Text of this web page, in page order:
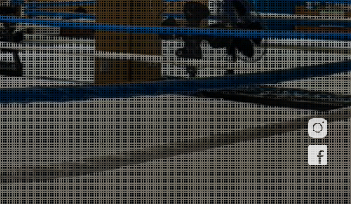
料金システム
ビフォーアフター
よくある質問